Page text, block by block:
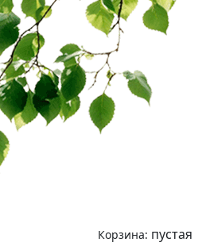
Корзина: пустая